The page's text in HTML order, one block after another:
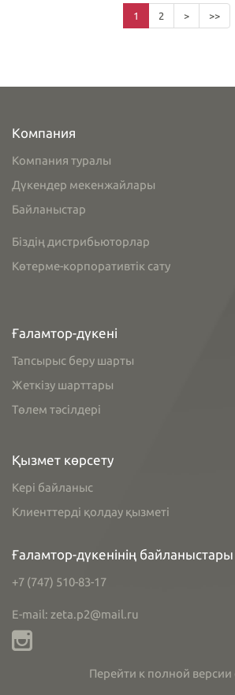
1 2 > >>
Компания
Компания туралы
Дүкендер мекенжайлары
Байланыстар
Біздің дистрибьюторлар
Көтерме-корпоративтік сату
Ғаламтор-дүкені
Тапсырыс беру шарты
Жеткізу шарттары
Төлем тәсілдері
Қызмет көрсету
Кері байланыс
Клиенттерді қолдау қызметі
Ғаламтор-дүкенінің байланыстары
+7 (747) 510-83-17
E-mail: zeta.p2@mail.ru
Перейти к полной версии